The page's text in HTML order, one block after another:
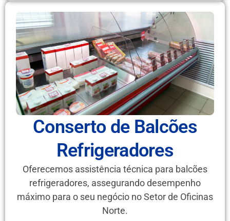
Conserto de Balcões
Refrigeradores
Oferecemos assistência técnica para balcões
refrigeradores, assegurando desempenho
máximo para o seu negócio no Setor de Oficinas
Norte.